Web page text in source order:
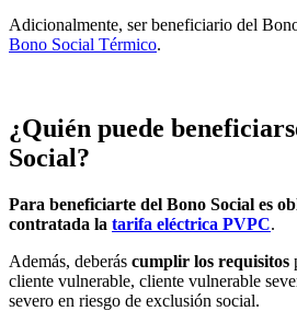
Adicionalmente, ser beneficiario del
Bono Social Térmico.
¿Quién puede
Social?
Para beneficiarte del Bono Social es
contratada la tarifa eléctrica PVPC.
Además, deberás cumplir los requisitos
cliente vulnerable, cliente vulnerable
severo en riesgo de exclusión social.